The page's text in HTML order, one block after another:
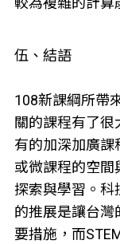
伍、結語
108新課綱所帶
關的課程有了很
有的加深加廣課
或微課程的空間
探索與學習。科
的推展是讓台灣
要措施，而